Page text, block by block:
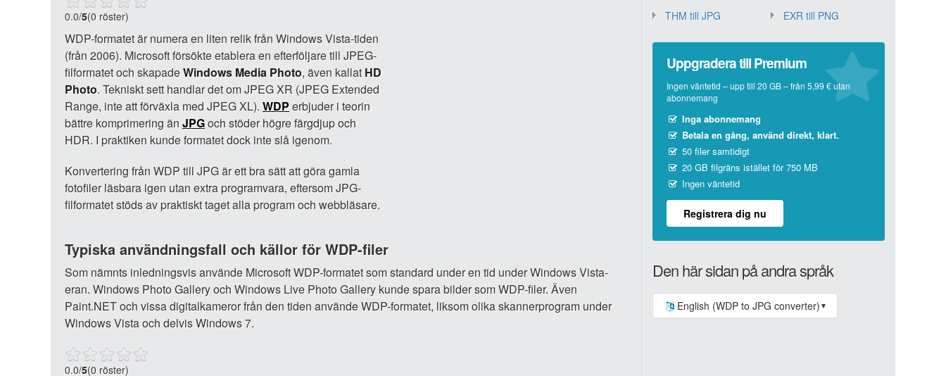
0.0/5(0 röster)
WDP-formatet är numera en liten relik från Windows Vista-tiden
(från 2006). Microsoft försökte etablera en efterföljare till JPEG-
filformatet och skapadeWindows Media Photo, även kallatHD
Photo. Tekniskt sett handlar det om JPEG XR (JPEG Extended
Range, inte att förväxla med JPEG XL). WDP erbjuder i teorin
bättre komprimering än JPGoch stöder högre färgdjup och
HDR. I praktiken kunde formatet dock inte slå igenom.
Konvertering från WDP till JPG är ett bra sätt att göra gamla
fotofiler läsbara igen utan extra programvara, eftersom JPG-
filformatet stöds av praktiskt taget alla program och webbläsare.
Typiska användningsfall och källor för WDP-filer
Som nämnts inledningsvis använde Microsoft WDP-formatet som standard under en tid under Windows Vista-
eran. Windows Photo Gallery och Windows Live Photo Gallery kunde spara bilder som WDP-filer. Även
Paint.NET och vissa digitalkameror från den tiden använde WDP-formatet, liksom olika skannerprogram under
Windows Vista och delvis Windows 7.
0.0/5(0 röster)
THM till JPG
EXR till PNG
Uppgradera till Premium
Ingen väntetid – upp till 20 GB – från 5,99 € utan
abonnemang
Inga abonnemang
Betala en gång, använd direkt, klart.
50 filer samtidigt
20 GB filgräns istället för 750 MB
Ingen väntetid
Registrera dig nu
Den här sidan på andra språk
English (WDP to JPG converter) ▼